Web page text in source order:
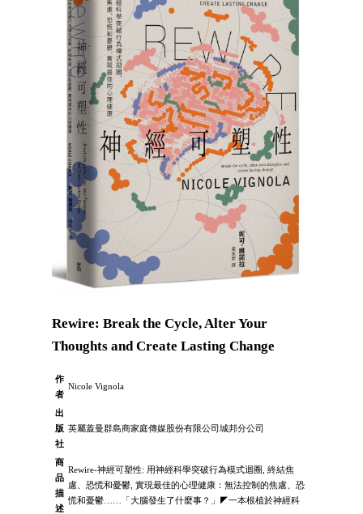
Rewire: Break the Cycle, Alter Your
Thoughts and Create Lasting Change
作
者
Nicole Vignola
出
版
社
英屬蓋曼群島商家庭傳媒股份有限公司城邦分公司
商
品
描
述
Rewire-神經可塑性: 用神經科學突破行為模式迴圈, 終結焦
慮、恐慌和憂鬱, 實現最佳的心理健康：無法控制的焦慮、恐
慌和憂鬱……「大腦發生了什麼事？」◤一本根植於神經科